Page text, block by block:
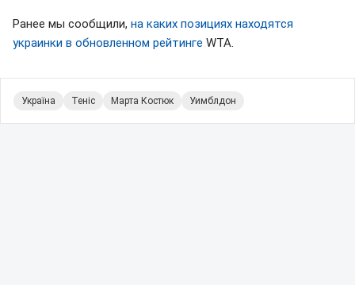
Ранее мы сообщили, на каких позициях находятся
украинки в обновленном рейтинге WTA.
Україна Теніс Марта Костюк Уимблдон